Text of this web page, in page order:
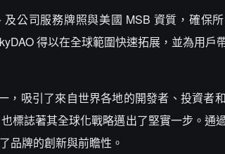
公司服務牌照與美國 MSB 資質，確保
得以在全球範圍快速拓展，並為用戶
，吸引了來自世界各地的開發者、投資者
標誌著其全球化戰略邁出了堅實一步。通
品牌的創新與前瞻性。